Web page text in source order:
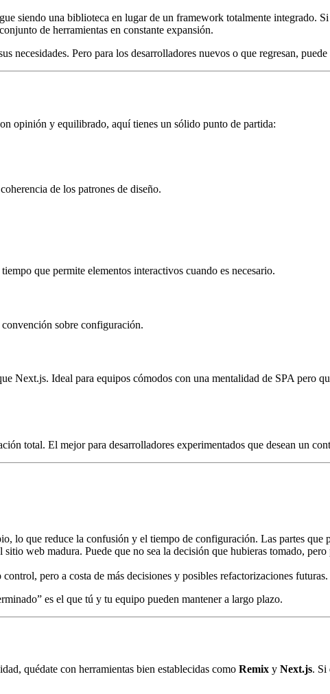
siendo una biblioteca en lugar de un framework totalmente integrado.
de herramientas en constante expansión.
necesidades. Pero para los desarrolladores nuevos o que regresan,
opinión y equilibrado, aquí tienes un sólido punto de partida:
de los patrones de diseño.
que permite elementos interactivos cuando es necesario.
sobre configuración.
Ideal para equipos cómodos con una mentalidad de SPA pero
total. El mejor para desarrolladores experimentados que desean un
lo que reduce la confusión y el tiempo de configuración. Las partes que
web madura. Puede que no sea la decisión que hubieras tomado,
pero a costa de más decisiones y posibles refactorizaciones futuras.
es el que tú y tu equipo pueden mantener a largo plazo.
quédate con herramientas bien establecidas como Remix y Next.js. Si